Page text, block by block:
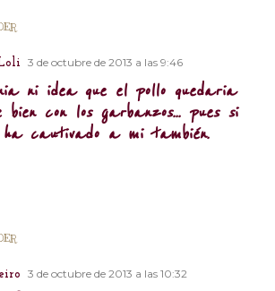
3 de octubre de 2013 a las 9:46
ni idea que el pollo quedaria
bien con los garbanzos... pues si
cautivado a mi también.
3 de octubre de 2013 a las 10:32